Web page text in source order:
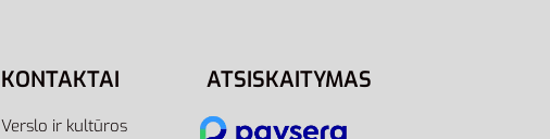
KONTAKTAI
Verslo ir kultūros
ATSISKAITYMAS